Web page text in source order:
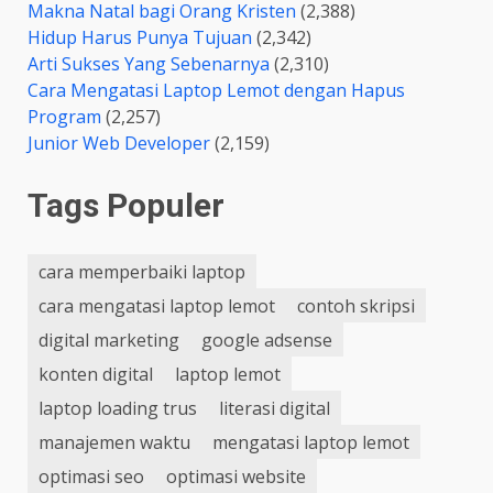
Makna Natal bagi Orang Kristen (2,388)
Hidup Harus Punya Tujuan (2,342)
Arti Sukses Yang Sebenarnya (2,310)
Cara Mengatasi Laptop Lemot dengan Hapus
Program (2,257)
Junior Web Developer(2,159)
Tags Populer
cara memperbaiki laptop
cara mengatasi laptop lemot
contoh skripsi
digital marketing
google adsense
konten digital
laptop lemot
laptop loading trus
literasi digital
manajemen waktu
mengatasi laptop lemot
optimasi seo
optimasi website